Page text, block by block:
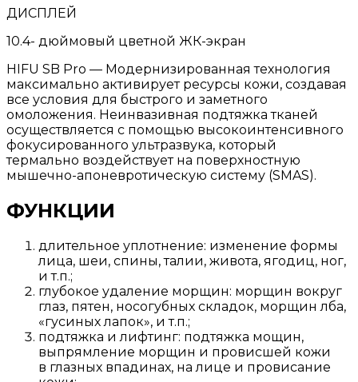
ДИСПЛЕЙ
10.4- дюймовый цветной ЖК-экран
HIFU SB Pro — Модернизированная технология
максимально активирует ресурсы кожи, создавая
все условия для быстрого и заметного
омоложения. Неинвазивная подтяжка тканей
осуществляется с помощью высокоинтенсивного
фокусированного ультразвука, который
термально воздействует на поверхностную
мышечно-апоневротическую систему (SMAS).
ФУНКЦИИ
длительное уплотнение: изменение формы
лица, шеи, спины, талии, живота, ягодиц, ног,
и т.п.;
глубокое удаление морщин: морщин вокруг
глаз, пятен, носогубных складок, морщин лба,
«гусиных лапок», и т.п.;
подтяжка и лифтинг: подтяжка мощин,
выпрямление морщин и провисшей кожи
в глазных впадинах, на лице и провисание